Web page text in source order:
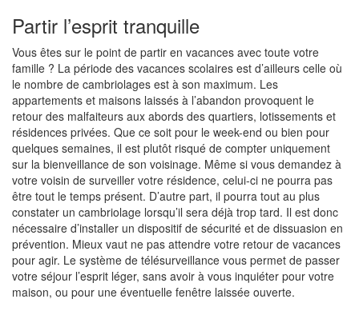
Partir l’esprit tranquille
Vous êtes sur le point de partir en vacances avec toute votre
famille ? La période des vacances scolaires est d’ailleurs celle où
le nombre de cambriolages est à son maximum. Les
appartements et maisons laissés à l’abandon provoquent le
retour des malfaiteurs aux abords des quartiers, lotissements et
résidences privées. Que ce soit pour le week-end ou bien pour
quelques semaines, il est plutôt risqué de compter uniquement
sur la bienveillance de son voisinage. Même si vous demandez à
votre voisin de surveiller votre résidence, celui-ci ne pourra pas
être tout le temps présent. D’autre part, il pourra tout au plus
constater un cambriolage lorsqu’il sera déjà trop tard. Il est donc
nécessaire d’installer un dispositif de sécurité et de dissuasion en
prévention. Mieux vaut ne pas attendre votre retour de vacances
pour agir. Le système de télésurveillance vous permet de passer
votre séjour l’esprit léger, sans avoir à vous inquiéter pour votre
maison, ou pour une éventuelle fenêtre laissée ouverte.